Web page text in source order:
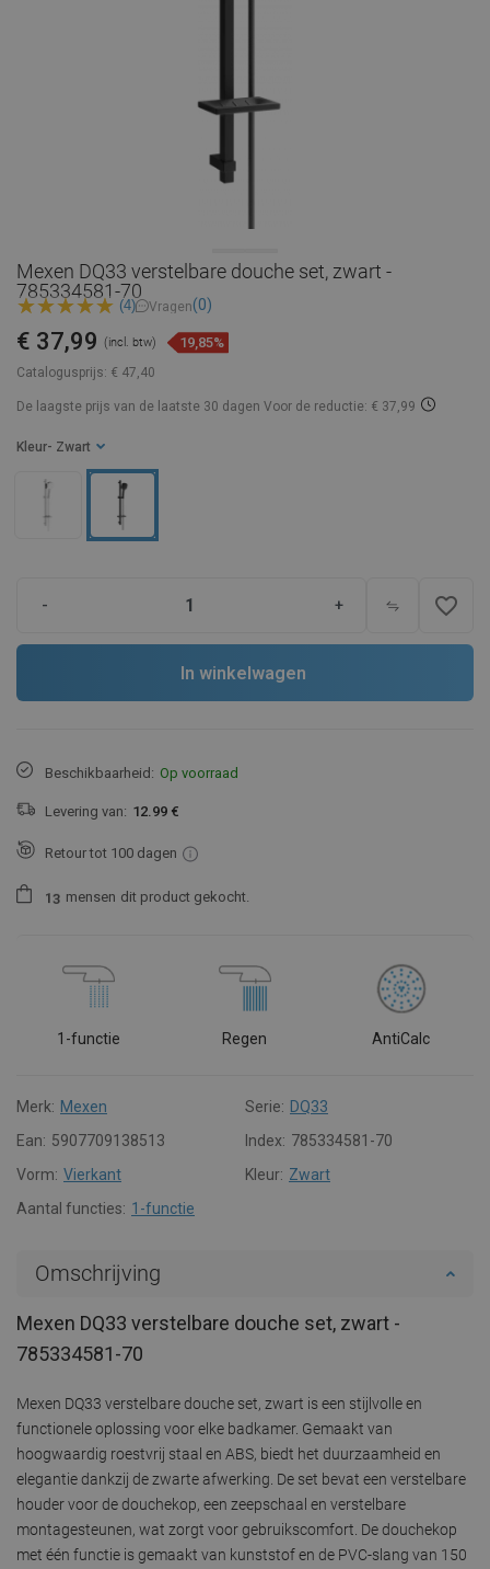
Mexen DQ33 verstelbare douche set, zwart -
785334581-70
(4) Vragen(0)
Catalogusprijs: € 47,40
€ 37,99 (incl. btw) 19,85%
De laagste prijs van de laatste 30 dagen Voor de reductie: € 37,99
Kleur - Zwart
- + favorite_border
In winkelwagen
Beschikbaarheid: Op voorraad
Levering van: 12.99 €
Retour tot 100 dagen
1 3 mensen dit product gekocht.
1-functie Regen AntiCalc
Merk: Mexen Serie: DQ33
Ean: 5907709138513 Index: 785334581-70
Vorm: Vierkant Kleur: Zwart
Aantal functies: 1-functie
Omschrijving
Mexen DQ33 verstelbare douche set, zwart -
785334581-70
Mexen DQ33 verstelbare douche set, zwart is een stijlvolle en
functionele oplossing voor elke badkamer. Gemaakt van
hoogwaardig roestvrij staal en ABS, biedt het duurzaamheid en
elegantie dankzij de zwarte afwerking. De set bevat een verstelbare
houder voor de douchekop, een zeepschaal en verstelbare
montagesteunen, wat zorgt voor gebruikscomfort. De douchekop
met één functie is gemaakt van kunststof en de PVC-slang van 150